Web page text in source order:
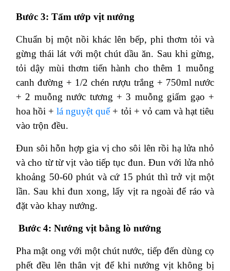
Bước 3: Tẩm ướp vịt nướng
Chuẩn bị một nồi khác lên bếp, phi thơm tỏi và
gừng thái lát với một chút dầu ăn. Sau khi gừng,
tỏi dậy mùi thơm tiến hành cho thêm 1 muỗng
canh đường + 1/2 chén rượu trắng + 750ml nước
+ 2 muỗng nước tương + 3 muỗng giấm gạo +
hoa hồi + lá nguyệt quế+ tỏi + vỏ cam và hạt tiêu
vào trộn đều.
Đun sôi hỗn hợp gia vị cho sôi lên rồi hạ lửa nhỏ
và cho từ từ vịt vào tiếp tục đun. Đun với lửa nhỏ
khoảng 50-60 phút và cứ 15 phút thì trở vịt một
lần. Sau khi đun xong, lấy vịt ra ngoài để ráo và
đặt vào khay nướng.
Bước 4: Nướng vịt bằng lò nướng
Pha mật ong với một chút nước, tiếp đến dùng cọ
phết đều lên thân vịt để khi nướng vịt không bị